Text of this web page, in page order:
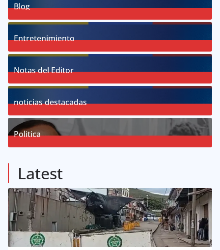
Blog
Posts
Entretenimiento
Posts
Notas del Editor
Posts
noticias destacadas
Politica
Latest